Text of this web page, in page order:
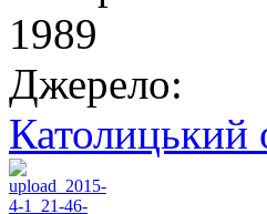
1989
Джерело:
Католицький